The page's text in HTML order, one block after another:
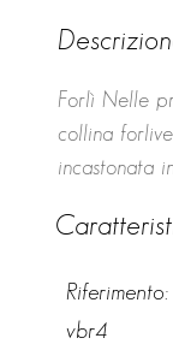
Forlì Nelle
collina
incastonata
cuore della
cucina
funge da
Riferimento:
vbr4